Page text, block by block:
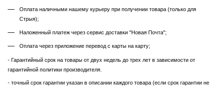
Оплата наличными нашему курьеру при получении товара (только для
Стрыя);
Наложенный платеж через сервис доставки "Новая Почта";
Оплата через приложение перевод с карты на карту;
- Гарантийный срок на товары от двух недель до трех лет в зависимости от
гарантийной политики производителя.
- точный срок гарантии указан в описании каждого товара (если срок гарантии не